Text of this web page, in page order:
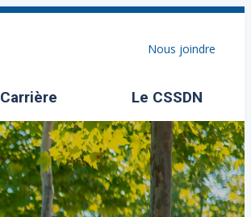
Nous joindre
Carrière Le CSSDN
Ouvrir/Fermer